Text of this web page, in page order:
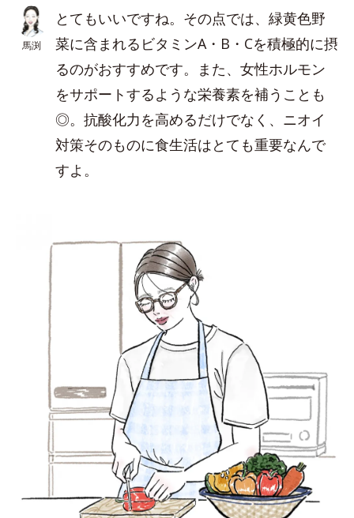
馬渕
とてもいいですね。その点では、緑黄色野
菜に含まれるビタミンA・B・Cを積極的に摂
るのがおすすめです。また、女性ホルモン
をサポートするような栄養素を補うことも
◎。抗酸化力を高めるだけでなく、ニオイ
対策そのものに食生活はとても重要なんで
すよ。